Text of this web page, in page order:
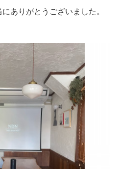
ありがとうございました。